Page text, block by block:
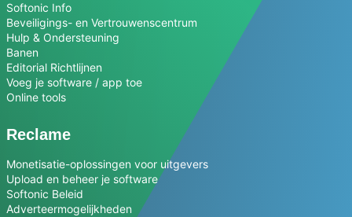
Softonic Info
Beveiligings- en Vertrouwenscentrum
Hulp & Ondersteuning
Banen
Editorial Richtlijnen
Voeg je software / app toe
Online tools
Reclame
Monetisatie-oplossingen voor uitgevers
Upload en beheer je software
Softonic Beleid
Adverteermogelijkheden